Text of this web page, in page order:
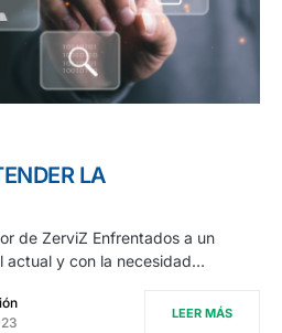
LA
de ZerviZ Enfrentados a un
actual y con la necesidad…
LEER MÁS